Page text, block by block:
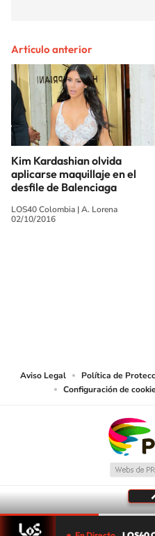
Artículo anterior
Kim Kardashian olvida
aplicarse maquillaje en el
desfile de Balenciaga
LOS40 Colombia |A. Lorena
02/10/2016
Aviso Legal Política de
Configuración de